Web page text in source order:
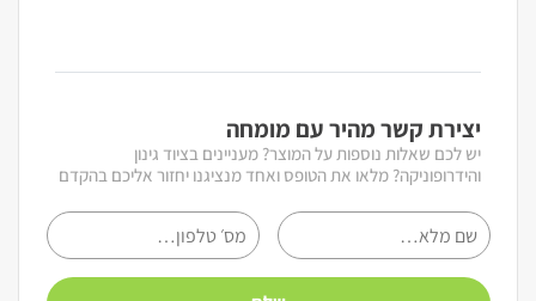
יצירת קשר מהיר עם מומחה
יש לכם שאלות נוספות על המוצר? מעניינים בציוד גינון
והידרופוניקה? מלאו את הטופס ואחד מנציגנו יחזור אליכם בהקדם